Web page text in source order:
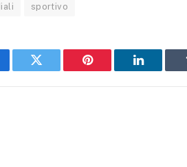
sportivo
Twitter Pinterest LinkedIn